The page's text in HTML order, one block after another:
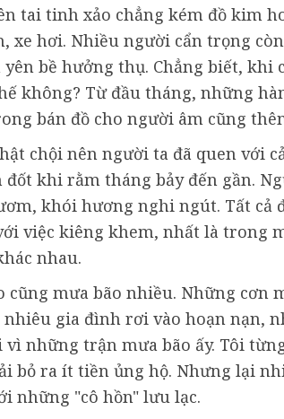
tai tinh xảo chẳng kém đồ kim
xe hơi. Nhiều người cẩn trọng
bề hưởng thụ. Chẳng biết, khi
không? Từ đầu tháng, những
bán đồ cho người âm cũng
chội nên người ta đã quen với
đốt khi rằm tháng bảy đến gần.
khói hương nghi ngút. Tất cả
việc kiêng khem, nhất là trong
nhau.
cũng mưa bão nhiều. Những
nhiêu gia đình rơi vào hoạn nạn,
những trận mưa bão ấy. Tôi
bỏ ra ít tiền ủng hộ. Nhưng lại
những "cô hồn" lưu lạc.